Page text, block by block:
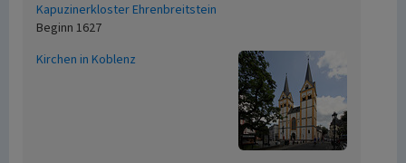
Kapuzinerkloster Ehrenbreitstein
Beginn 1627
Kirchen in Koblenz